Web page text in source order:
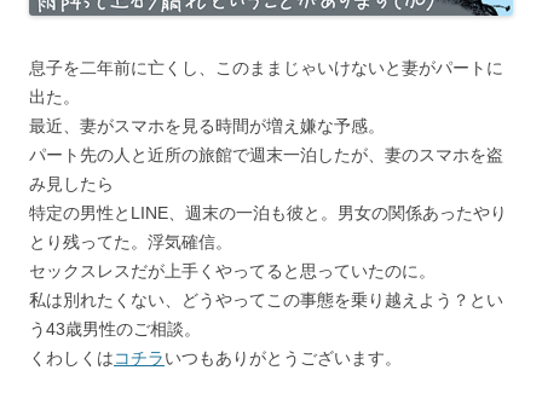
息子を二年前に亡くし、このままじゃいけないと妻がパートに
出た。
最近、妻がスマホを見る時間が増え嫌な予感。
パート先の人と近所の旅館で週末一泊したが、妻のスマホを盗
み見したら
特定の男性とLINE、週末の一泊も彼と。男女の関係あったやり
とり残ってた。浮気確信。
セックスレスだが上手くやってると思っていたのに。
私は別れたくない、どうやってこの事態を乗り越えよう？とい
う43歳男性のご相談。
くわしくはコチラいつもありがとうございます。